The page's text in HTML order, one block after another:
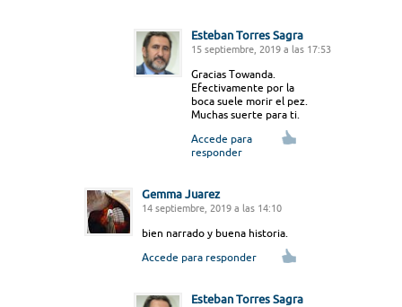
Esteban Torres Sagra
15 septiembre, 2019 a las 17:53
Gracias Towanda.
Efectivamente por la
boca suele morir el pez.
Muchas suerte para ti.
Accede para
responder
Gemma Juarez
14 septiembre, 2019 a las 14:10
bien narrado y buena historia.
Accede para responder
Esteban Torres Sagra